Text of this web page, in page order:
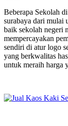
Beberapa Sekolah
surabaya dari mulai
baik sekolah negeri
mempercayakan
sendiri di atur logo
yang berkwalitas
untuk meraih harga